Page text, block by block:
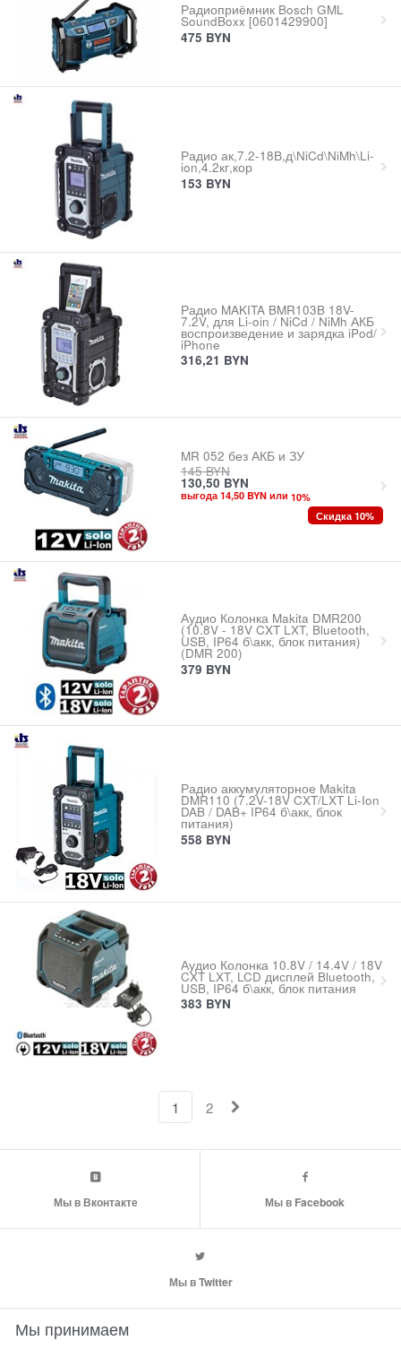
Радиоприёмник Bosch GML
SoundBoxx [0601429900]
475 BYN
Радио ак,7.2-18В,д\NiCd\NiMh\Li-
ion,4.2кг,кор
153 BYN
Радио MAKITA BMR103B 18V-
7.2V, для Li-oin / NiCd / NiMh АКБ
воспроизведение и зарядка iPod/
iPhone
316,21 BYN
MR 052 без АКБ и ЗУ
145 BYN
130,50 BYN
выгода 14,50 BYN или 10%
Скидка 10%
Аудио Колонка Makita DMR200
(10.8V - 18V CXT LXT, Bluetooth,
USB, IP64 б\акк, блок питания)
(DMR 200)
379 BYN
Радио аккумуляторное Makita
DMR110 (7.2V-18V CXT/LXT Li-Ion
DAB / DAB+ IP64 б\акк, блок
питания)
558 BYN
Аудио Колонка 10.8V / 14.4V / 18V
CXT LXT, LCD дисплей Bluetooth,
USB, IP64 б\акк, блок питания
383 BYN
1 2
Мы в Вконтакте Мы в Facebook
Мы в Twitter
Мы принимаем